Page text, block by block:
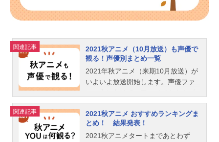
関連記事
2021秋アニメ（10月放送）も声優で
観る！声優別まとめ一覧
2021年秋アニメ（来期10月放送）が
いよいよ放送開始します。声優ファ
恒例の「アニメは声優さんで選んで
観ています！」をお届けします。テ
レビ番組表をくまなくチェックする
ことなく、ごひいきの声優さんたち
関連記事
2021秋アニメ おすすめランキングま
とめ！ 結果発表！
2021秋アニメタートまであとわず